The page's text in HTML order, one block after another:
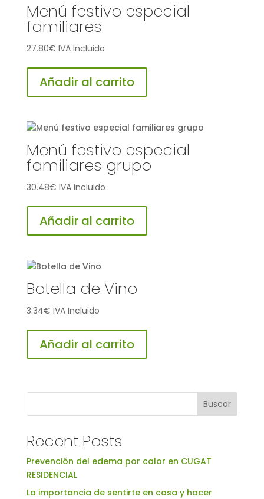
Menú festivo especial
familiares
27.80€ IVA Incluido
Añadir al carrito
Menú festivo especial
familiares grupo
30.48€ IVA Incluido
Añadir al carrito
Botella de Vino
3.34€ IVA Incluido
Añadir al carrito
Buscar
Recent Posts
Prevención del edema por calor en CUGAT
RESIDENCIAL
La importancia de sentirte en casa y hacer